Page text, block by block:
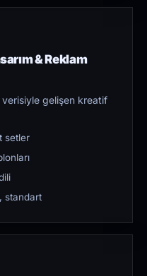
& Reklam
gelişen kreatif
setler
standart